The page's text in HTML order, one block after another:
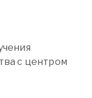
с центром